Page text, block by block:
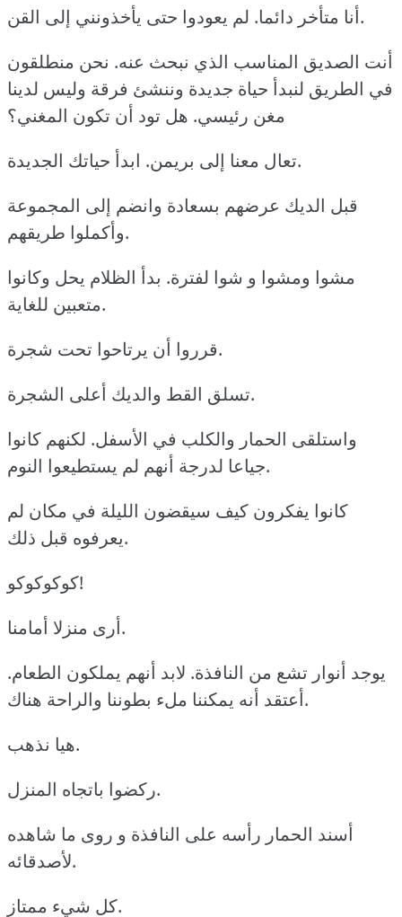
أنا متأخر دائما. لم يعودوا حتى يأخذونني إلى القن.
أنت الصديق المناسب الذي نبحث عنه. نحن منطلقون
في الطريق لنبدأ حياة جديدة وننشئ فرقة وليس لدينا
مغن رئيسي. هل تود أن تكون المغني؟
تعال معنا إلى بريمن. ابدأ حياتك الجديدة.
قبل الديك عرضهم بسعادة وانضم إلى المجموعة
وأكملوا طريقهم.
مشوا ومشوا و شوا لفترة. بدأ الظلام يحل وكانوا
متعبين للغاية.
قرروا أن يرتاحوا تحت شجرة.
تسلق القط والديك أعلى الشجرة.
واستلقى الحمار والكلب في الأسفل. لكنهم كانوا
جياعا لدرجة أنهم لم يستطيعوا النوم.
كانوا يفكرون كيف سيقضون الليلة في مكان لم
يعرفوه قبل ذلك.
كوكوكوكو!
أرى منزلا أمامنا.
يوجد أنوار تشع من النافذة. لابد أنهم يملكون الطعام.
أعتقد أنه يمكننا ملء بطوننا والراحة هناك.
هيا نذهب.
ركضوا باتجاه المنزل.
أسند الحمار رأسه على النافذة و روى ما شاهده
لأصدقائه.
كل شيء ممتاز.